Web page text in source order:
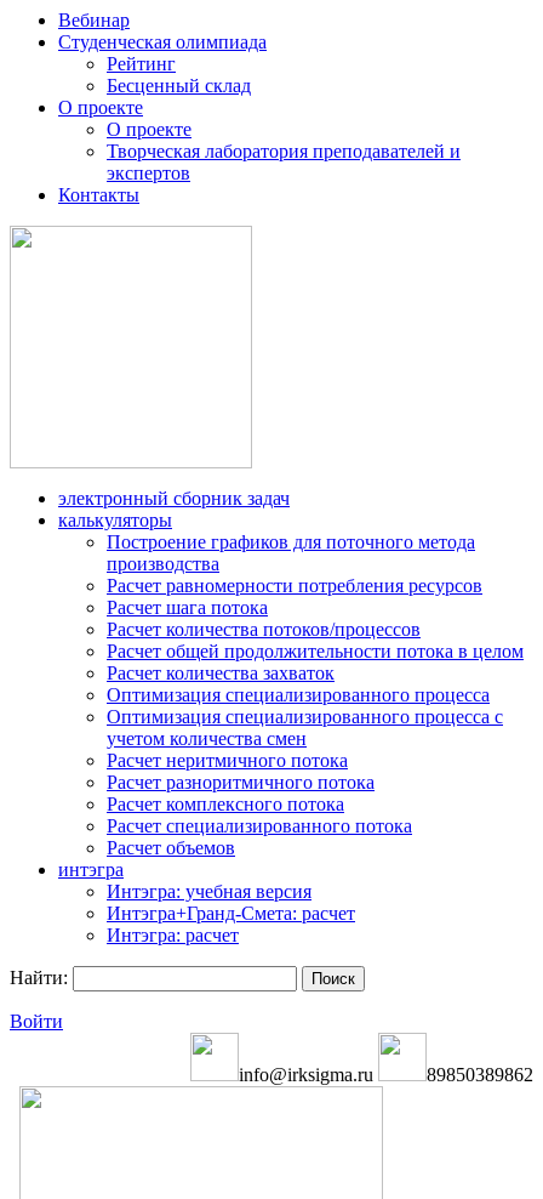
Вебинар
Студенческая олимпиада
Рейтинг
Бесценный склад
О проекте
О проекте
Творческая лаборатория преподавателей и
экспертов
Контакты
электронный сборник задач
калькуляторы
Построение графиков для поточного метода
производства
Расчет равномерности потребления ресурсов
Расчет шага потока
Расчет количества потоков/процессов
Расчет общей продолжительности потока в целом
Расчет количества захваток
Оптимизация специализированного процесса
Оптимизация специализированного процесса с
учетом количества смен
Расчет неритмичного потока
Расчет разноритмичного потока
Расчет комплексного потока
Расчет специализированного потока
Расчет объемов
интэгра
Интэгра: учебная версия
Интэгра+Гранд-Смета: расчет
Интэгра: расчет
Найти:
Войти
info@irksigma.ru 89850389862